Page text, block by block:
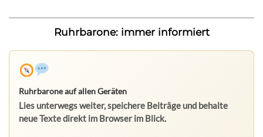
Ruhrbarone: immer informiert
Ruhrbarone auf allen Geräten
Lies unterwegs weiter, speichere Beiträge und behalte
neue Texte direkt im Browser im Blick.